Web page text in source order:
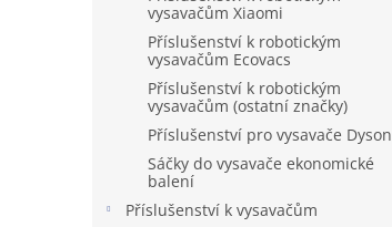
vysavačům Xiaomi
Příslušenství k robotickým
vysavačům Ecovacs
Příslušenství k robotickým
vysavačům (ostatní značky)
Příslušenství pro vysavače Dyson
Sáčky do vysavače ekonomické
balení
Příslušenství k vysavačům